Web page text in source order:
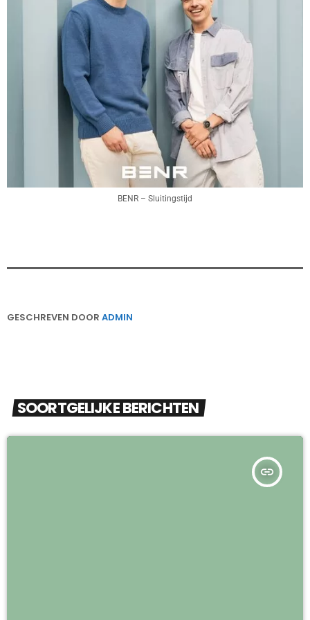
BENR – Sluitingstijd
GESCHREVEN DOOR ADMIN
SOORTGELIJKE BERICHTEN
insert_link